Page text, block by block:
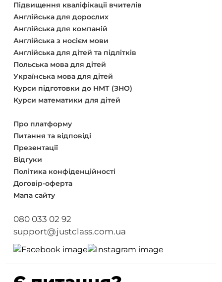
Підвищення кваліфікації вчителів
Англійська для дорослих
Англійська для компаній
Англійська з носієм мови
Англійська для дітей та підлітків
Польська мова для дітей
Українська мова для дітей
Курси підготовки до НМТ (ЗНО)
Курси математики для дітей
Про платформу
Питання та відповіді
Презентації
Відгуки
Політика конфіденційності
Договір-оферта
Мапа сайту
080 033 02 92
support@justclass.com.ua